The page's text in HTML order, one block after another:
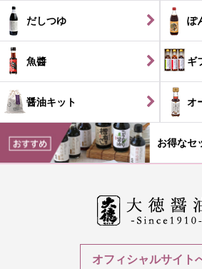
だしつゆ ぽ
魚醬 ギ
醤油キット オ
お得なセ
オフィシャルサイト